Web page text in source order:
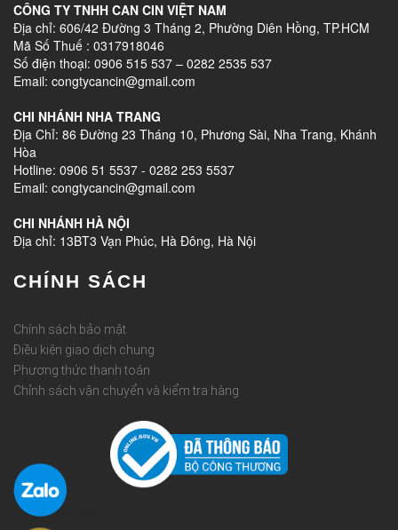
CÔNG TY TNHH CAN CIN VIỆT NAM
Địa chỉ: 606/42 Đường 3 Tháng 2, Phường Diên Hồng, TP.HCM
Mã Số Thuế : 0317918046
Số điện thoại: 0906 515 537 – 0282 2535 537
Email: congtycancin@gmail.com
CHI NHÁNH NHA TRANG
Địa Chỉ: 86 Đường 23 Tháng 10, Phương Sài, Nha Trang, Khánh
Hòa
Hotline: 0906 51 5537 - 0282 253 5537
Email: congtycancin@gmail.com
CHI NHÁNH HÀ NỘI
Địa chỉ: 13BT3 Vạn Phúc, Hà Đông, Hà Nội
CHÍNH SÁCH
Chính sách bảo mật
Điều kiện giao dịch chung
Phương thức thanh toán
Chỉnh sách vận chuyển và kiểm tra hàng
Rèm Quốc Huy